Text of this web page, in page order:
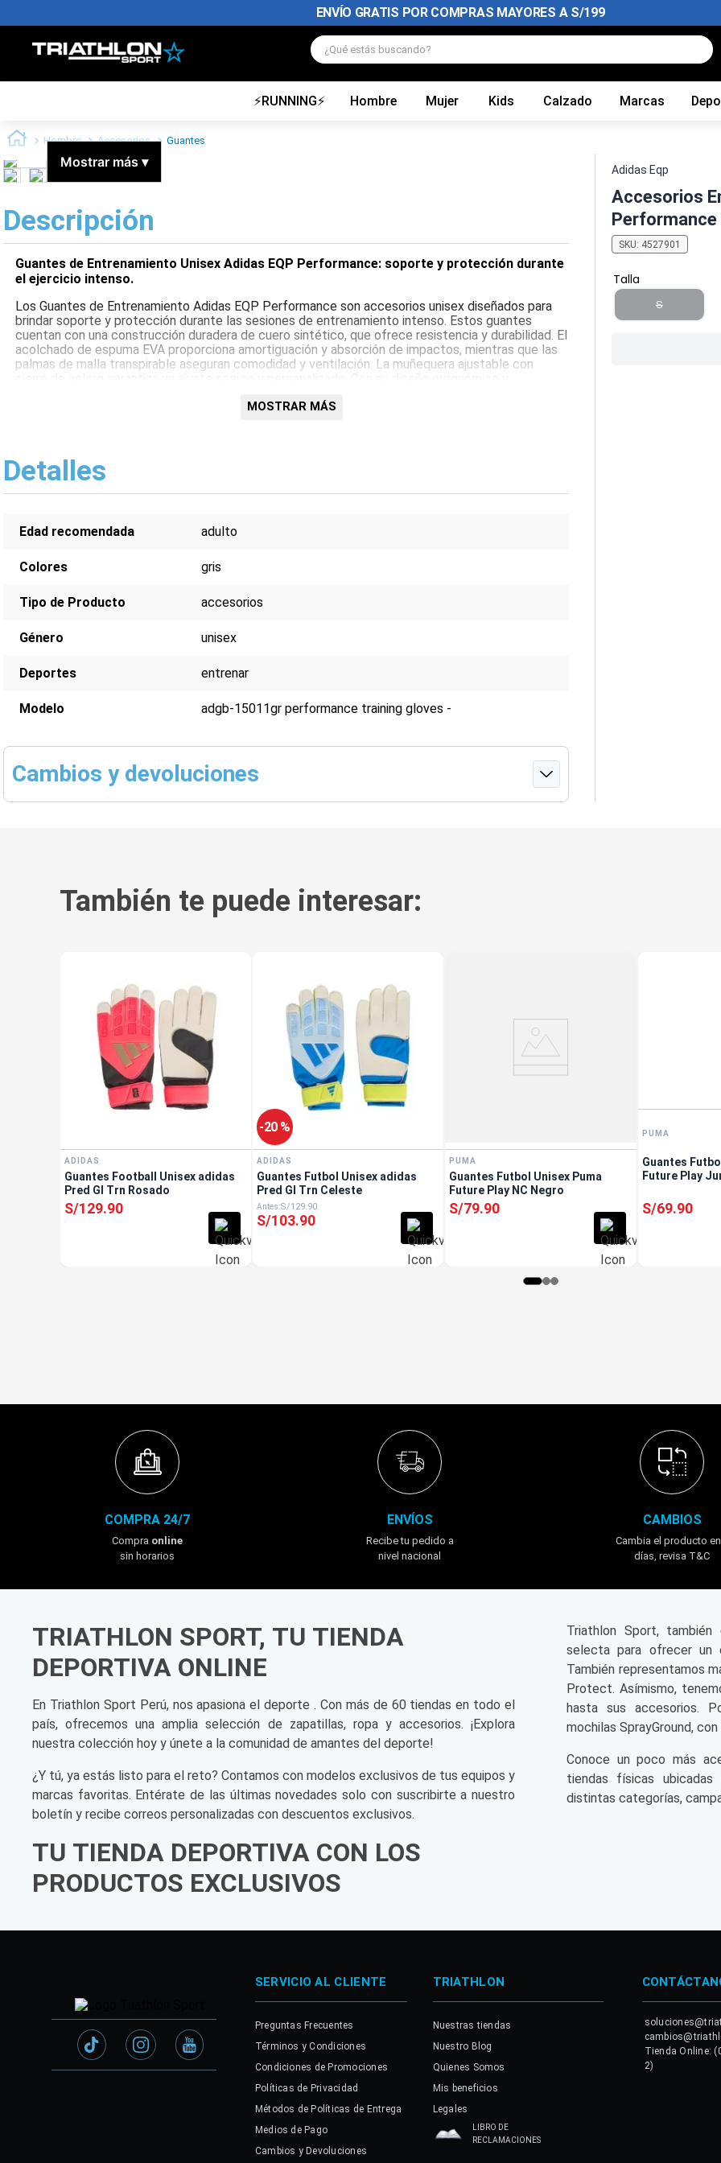
ENVÍO GRATIS POR COMPRAS MAYORES A S/199
¿Qué estás buscando?
⚡RUNNING⚡ Hombre Mujer Kids Calzado Marcas
Hombre Accesorios Guantes
Mostrar más ▾
Descripción
Guantes de Entrenamiento Unisex Adidas EQP Performance: soporte y protección durante
el ejercicio intenso.
Los Guantes de Entrenamiento Adidas EQP Performance son accesorios unisex diseñados para
brindar soporte y protección durante las sesiones de entrenamiento intenso. Estos guantes
cuentan con una construcción duradera de cuero sintético, que ofrece resistencia y durabilidad. El
acolchado de espuma EVA proporciona amortiguación y absorción de impactos, mientras que las
palmas de malla transpirable aseguran comodidad y ventilación. La muñequera ajustable con
excelente opción para atletas que buscan mejorar su rendimiento y protección durante el
Construcción duradera de cuero sintético
Acolchado de espuma EVA para amortiguación
MOSTRAR MÁS
Detalles
Edad recomendada adulto
Colores gris
Tipo de Producto accesorios
Género unisex
Deportes entrenar
Modelo adgb-15011gr performance training gloves -
Cambios y devoluciones
Adidas Eqp
Accesorios
Performance
SKU: 4527901
Talla
S
También te puede interesar:
ADIDAS
Guantes Football Unisex adidas
Pred Gl Trn Rosado
S/129.90
-20 %
ADIDAS
Guantes Futbol Unisex adidas
Pred Gl Trn Celeste
S/129.90
S/103.90
PUMA
Guantes Futbol Unisex Puma
Future Play NC Negro
S/79.90
PUMA
Guantes
Future Play
S/69.90
COMPRA 24/7
Compra online
sin horarios
ENVÍOS
Recibe tu pedido a
nivel nacional
CAMBIOS
Cambia el producto
días, revisa T&C
TRIATHLON SPORT, TU TIENDA
DEPORTIVA ONLINE
En Triathlon Sport Perú, nos apasiona el deporte . Con más de 60 tiendas en todo el
país, ofrecemos una amplia selección de zapatillas, ropa y accesorios. ¡Explora
nuestra colección hoy y únete a la comunidad de amantes del deporte!
¿Y tú, ya estás listo para el reto? Contamos con modelos exclusivos de tus equipos y
marcas favoritas. Entérate de las últimas novedades solo con suscribirte a nuestro
boletín y recibe correos personalizadas con descuentos exclusivos.
TU TIENDA DEPORTIVA CON LOS
PRODUCTOS EXCLUSIVOS
Triathlon Sport, también
selecta para ofrecer un
También representamos
Protect. Asímismo,
hasta sus accesorios.
mochilas SprayGround,
Conoce un poco más
tiendas físicas
distintas categorías,
SERVICIO AL CLIENTE
Preguntas Frecuentes
Términos y Condiciones
Condiciones de Promociones
Políticas de Privacidad
Métodos de Políticas de Entrega
Medios de Pago
Cambios y Devoluciones
TRIATHLON
Nuestras tiendas
Nuestro Blog
Quienes Somos
Mis beneficios
Legales
LIBRO DE
RECLAMACIONES
Tienda Online:
2)
TÉRMINOS MÁS BUSCADOS
3.
5.
chimpunes
6.
zapatillas nike hombre
8. medias